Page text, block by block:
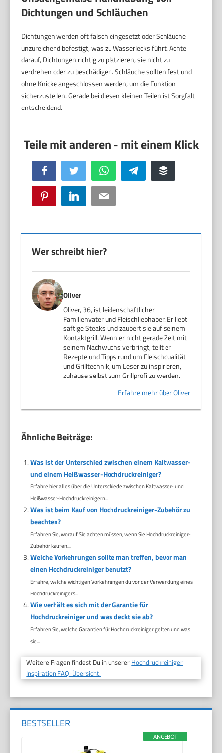
Dichtungen und Schläuchen
Dichtungen werden oft falsch eingesetzt oder Schläuche
unzureichend befestigt, was zu Wasserlecks führt. Achte
darauf, Dichtungen richtig zu platzieren, sie nicht zu
verdrehen oder zu beschädigen. Schläuche sollten fest und
ohne Knicke angeschlossen werden, um die Funktion
sicherzustellen. Gerade bei diesen kleinen Teilen ist Sorgfalt
entscheidend.
Facebook Twitter WhatsApp Telegram Buffer
Pinterest LinkedIn Email
Wer schreibt hier?
Oliver
Oliver, 36, ist leidenschaftlicher
Familienvater und Fleischliebhaber. Er liebt
saftige Steaks und zaubert sie auf seinem
Kontaktgrill. Wenn er nicht gerade Zeit mit
seinem Nachwuchs verbringt, teilt er
Rezepte und Tipps rund um Fleischqualität
und Grilltechnik, um Leser zu inspirieren,
zuhause selbst zum Grillprofi zu werden.
Erfahre mehr über Oliver
Ähnliche Beiträge:
Was ist der Unterschied zwischen einem Kaltwasser-
und einem Heißwasser-Hochdruckreiniger?
Erfahre hier alles über die Unterschiede zwischen Kaltwasser- und
Heißwasser-Hochdruckreinigern...
Was ist beim Kauf von Hochdruckreiniger-Zubehör zu
beachten?
Erfahren Sie, worauf Sie achten müssen, wenn Sie Hochdruckreiniger-
Zubehör kaufen....
Welche Vorkehrungen sollte man treffen, bevor man
einen Hochdruckreiniger benutzt?
Erfahre, welche wichtigen Vorkehrungen du vor der Verwendung eines
Hochdruckreinigers...
Wie verhält es sich mit der Garantie für
Hochdruckreiniger und was deckt sie ab?
Erfahren Sie, welche Garantien für Hochdruckreiniger gelten und was
sie...
Weitere Fragen findest Du in unserer Hochdruckreiniger
Inspiration FAQ-Übersicht.
BESTSELLER
ANGEBOT